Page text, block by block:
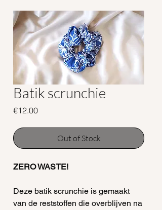
Batik scrunchie
€12.00Price
Out of Stock
ZERO WASTE!
Deze batik scrunchie is gemaakt
van de reststoffen die overblijven na